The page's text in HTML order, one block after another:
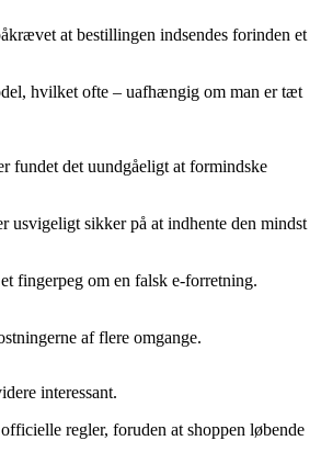
at bestillingen indsendes forinden et
hvilket ofte – uafhængig om man er tæt
fundet det uundgåeligt at formindske
usvigeligt sikker på at indhente den mindst
fingerpeg om en falsk e-forretning.
af flere omgange.
interessant.
regler, foruden at shoppen løbende